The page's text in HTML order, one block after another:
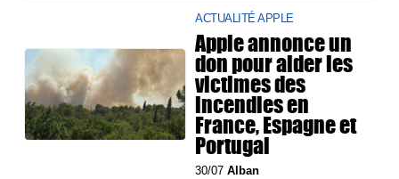
ACTUALITÉ APPLE
Apple annonce un
don pour aider les
victimes des
incendies en
France, Espagne et
Portugal
30/07Alban